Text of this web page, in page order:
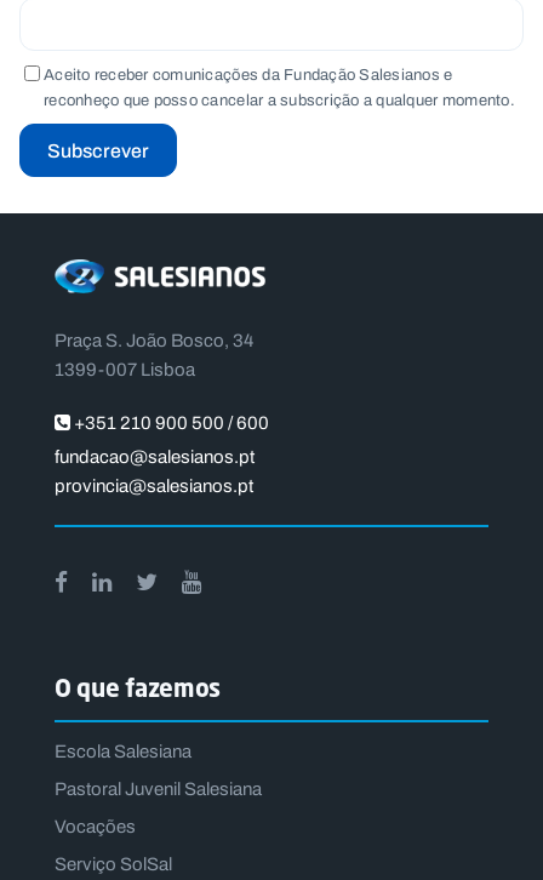
Aceito receber comunicações da Fundação Salesianos e
reconheço que posso cancelar a subscrição a qualquer momento.
Subscrever
Praça S. João Bosco, 34
1399-007 Lisboa
+351 210 900 500 / 600
fundacao@salesianos.pt
provincia@salesianos.pt
O que fazemos
Escola Salesiana
Pastoral Juvenil Salesiana
Vocações
Serviço SolSal